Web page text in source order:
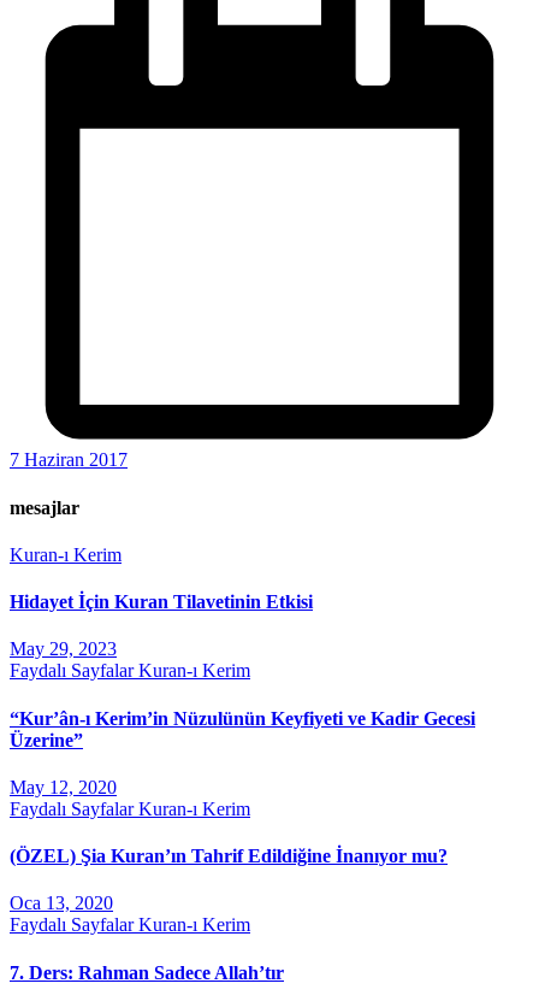
7 Haziran 2017
mesajlar
Kuran-ı Kerim
Hidayet İçin Kuran Tilavetinin Etkisi
May 29, 2023
Faydalı SayfalarKuran-ı Kerim
“Kur’ân-ı Kerim’in Nüzulünün Keyfiyeti ve Kadir Gecesi
Üzerine”
May 12, 2020
Faydalı SayfalarKuran-ı Kerim
(ÖZEL) Şia Kuran’ın Tahrif Edildiğine İnanıyor mu?
Oca 13, 2020
Faydalı SayfalarKuran-ı Kerim
7. Ders: Rahman Sadece Allah’tır